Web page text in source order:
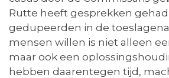
Rutte heeft gesprekken
gedupeerden in de
mensen willen is niet alleen
maar ook een
hebben daarentegen tijd,